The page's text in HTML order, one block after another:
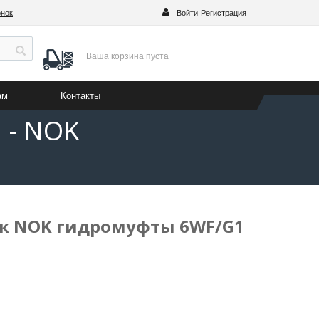
Войти Регистрация
Ваша корзина пуста
Контакты
NOK
NOK гидромуфты 6WF/G1